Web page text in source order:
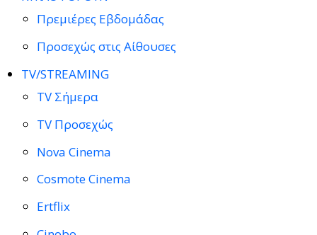
Πρεμιέρες Εβδομάδας
Προσεχώς στις Αίθουσες
TV/STREAMING
TV Σήμερα
TV Προσεχώς
Nova Cinema
Cosmote Cinema
Ertflix